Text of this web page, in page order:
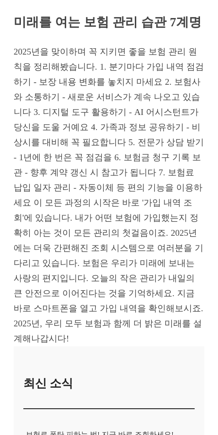
미래를 여는 보험 관리 습관 7계명
2025년을 맞이하며 꼭 지키면 좋을 보험 관리 원
칙을 정리해봤습니다. 1. 분기마다 가입 내역 점검
하기 - 보장 내용 변화를 놓치지 마세요 2. 보험사
와 소통하기 - 새로운 서비스가 계속 나오고 있습
니다 3. 디지털 도구 활용하기 - AI 어시스턴트가
당신을 도울 거예요 4. 가족과 정보 공유하기 - 비
상시를 대비해 꼭 필요합니다 5. 전문가 상담 받기
- 1년에 한 번은 꼭 점검을 6. 보험금 청구 기록 보
관 - 향후 계약 갱신 시 참고가 됩니다 7. 보험료
납입 일자 관리 - 자동이체 등 편의 기능을 이용하
세요 이 모든 과정의 시작은 바로 '가입 내역 조
회'에 있습니다. 내가 어떤 보험에 가입했는지 정
확히 아는 것이 모든 관리의 첫걸음이죠. 2025년
에는 더욱 간편해진 조회 시스템으로 여러분을 기
다리고 있습니다. 보험은 우리가 미래에 보내는
사랑의 편지입니다. 오늘의 작은 관리가 내일의
큰 안전으로 이어진다는 것을 기억하세요. 지금
바로 스마트폰을 열고 가입 내역을 확인해보시죠.
2025년, 우리 모두 보험과 함께 더 밝은 미래를 설
계해나갑시다!
최신 소식